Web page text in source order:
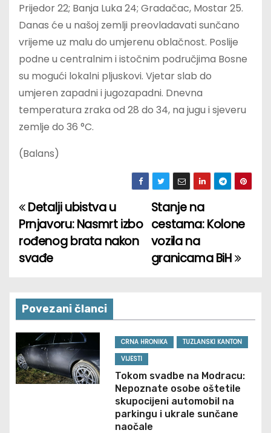
Prijedor 22; Banja Luka 24; Gradačac, Mostar 25.
Danas će u našoj zemlji preovladavati sunčano
vrijeme uz malu do umjerenu oblačnost. Poslije
podne u centralnim i istočnim područjima Bosne
su mogući lokalni pljuskovi. Vjetar slab do
umjeren zapadni i jugozapadni. Dnevna
temperatura zraka od 28 do 34, na jugu i sjeveru
zemlje do 36 °C.
(Balans)
P
o
s
n
a
v
i
Stanje na
cestama: Kolone
vozila na
granicama BiH
Detalji ubistva u
Prnjavoru: Nasmrt izbo
rođenog brata nakon
svađe
Povezani članci
CRNA HRONIKA
TUZLANSKI KANTON
VIJESTI
Tokom svadbe na Modracu:
Nepoznate osobe oštetile
skupocijeni automobil na
parkingu i ukrale sunčane
naočale